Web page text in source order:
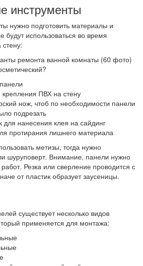
инструменты
нужно подготовить материалы и
будут использоваться во время
ремонта ванной комнаты (60 фото)
крепления ПВХ на стену
нож, чтоб по необходимости панели
подрезать
для нанесения клея на сайдинг
протирания лишнего материала
метизы, тогда нужно
шуруповерт. Внимание, панели нужно
Резка или сверление проводится с
от пластик образует заусеницы.
существует несколько видов
применяется для монтажа: